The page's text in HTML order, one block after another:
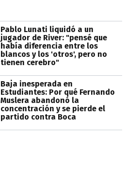
Pablo Lunati liquidó a un
jugador de River: "pensé que
había diferencia entre los
blancos y los 'otros', pero no
tienen cerebro"
Baja inesperada en
Estudiantes: Por qué Fernando
Muslera abandonó la
concentración y se pierde el
partido contra Boca